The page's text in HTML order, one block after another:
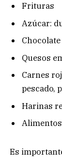
Frituras
Azúcar:
Chocolate
Quesos
Carnes
pescado,
Harinas
Es